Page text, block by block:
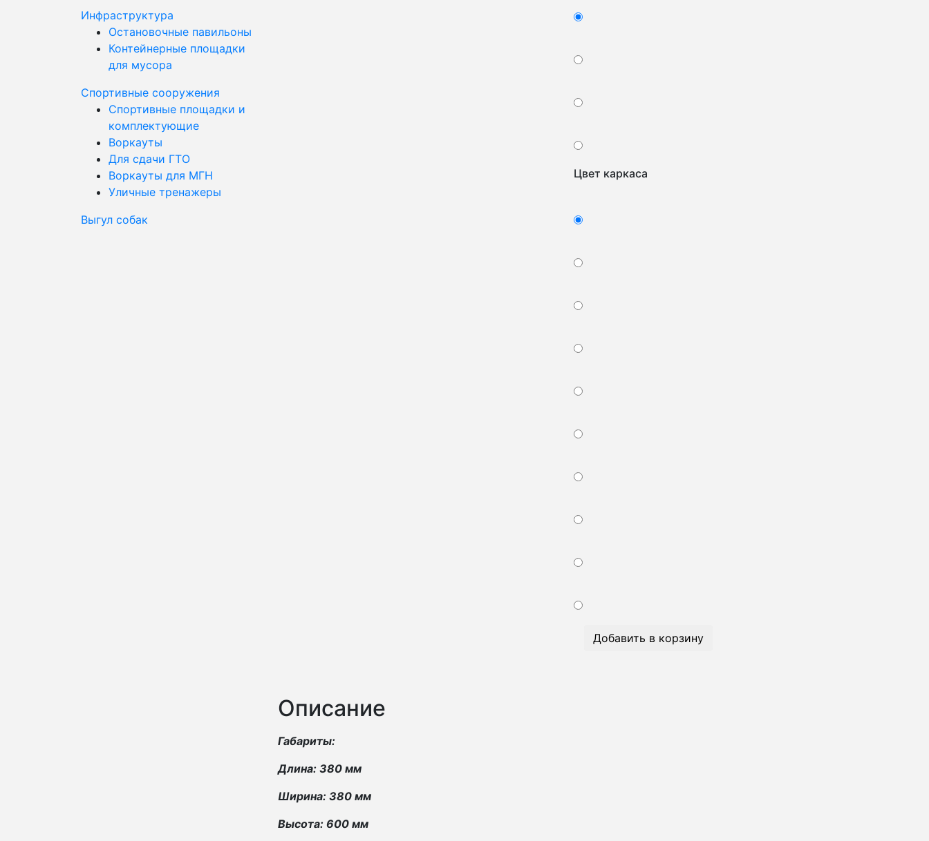
Инфраструктура
Остановочные павильоны
Контейнерные площадки
для мусора
Спортивные сооружения
Спортивные площадки и
комплектующие
Воркауты
Для сдачи ГТО
Воркауты для МГН
Уличные тренажеры
Выгул собак
Цвет каркаса
Добавить в корзину
Описание
Габариты:
Длина: 380 мм
Ширина: 380 мм
Высота: 600 мм